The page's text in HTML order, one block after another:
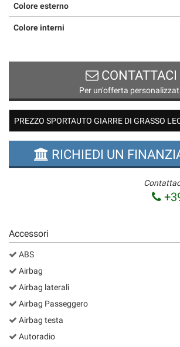
Colore esterno
Colore interni
CONTATTACI
Per un'offerta
PREZZO SPORTAUTO GIARRE DI GRASSO
RICHIEDI UN
Accessori
ABS
Airbag
Airbag laterali
Airbag Passeggero
Airbag testa
Autoradio